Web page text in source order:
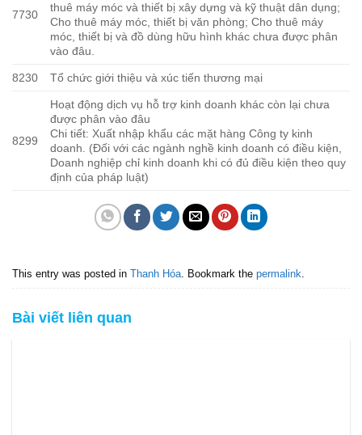
7730
thuê máy móc và thiết bị xây dựng và kỹ thuật dân dụng;
Cho thuê máy móc, thiết bị văn phòng; Cho thuê máy
móc, thiết bị và đồ dùng hữu hình khác chưa được phân
vào đâu.
8230 Tổ chức giới thiệu và xúc tiến thương mại
8299
Hoạt động dịch vụ hỗ trợ kinh doanh khác còn lại chưa
được phân vào đâu
Chi tiết: Xuất nhập khẩu các mặt hàng Công ty kinh
doanh. (Đối với các ngành nghề kinh doanh có điều kiện,
Doanh nghiệp chỉ kinh doanh khi có đủ điều kiện theo quy
định của pháp luật)
This entry was posted in Thanh Hóa . Bookmark the permalink
Bài viết liên quan